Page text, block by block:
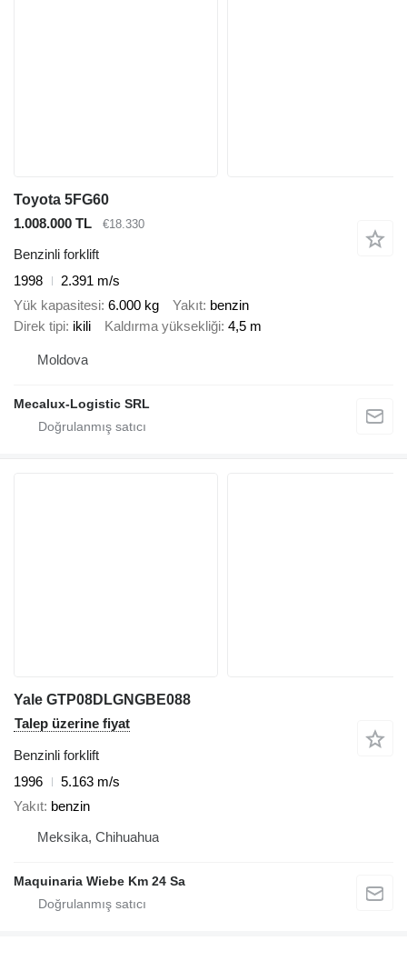
Toyota 5FG60
1.008.000 TL
€18.330
Benzinli forklift
1998
2.391 m/s
Yük kapasitesi 6.000 kg Yakıt benzin
Direk tipi ikili Kaldırma yüksekliği 4,5 m
Moldova
Mecalux-Logistic SRL
Yale GTP08DLGNGBE088
Talep üzerine fiyat
Benzinli forklift
1996
5.163 m/s
Yakıt benzin
Meksika, Chihuahua
Maquinaria Wiebe Km 24 Sa